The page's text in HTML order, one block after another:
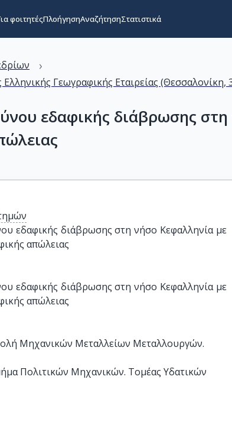
φοιτητέςΠλοήγησηΑναζήτησηΣτατιστικά
›
Γεωγραφικής Εταιρείας
εδαφικής διάβρωσης
εδαφικής διάβρωσης στη νήσο Κεφαλληνία με
απώλειας
εδαφικής διάβρωσης στη νήσο Κεφαλληνία με
απώλειας
Μηχανικών Μεταλλείων Μεταλλουργών.
Πολιτικών Μηχανικών. Τομέας Υδατικών